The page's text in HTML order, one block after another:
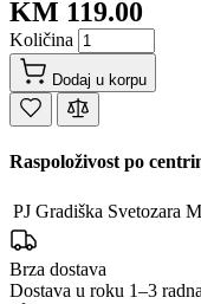
KM 119.00
Količina
Dodaj u korpu
Raspoloživost po
PJ Gradiška Svetozara
Brza dostava
Dostava u roku 1–3